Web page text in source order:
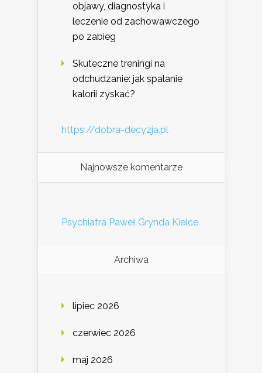
objawy, diagnostyka i
leczenie od zachowawczego
po zabieg
Skuteczne treningi na
odchudzanie: jak spalanie
kalorii zyskać?
https://dobra-decyzja.pl
Najnowsze komentarze
Psychiatra Paweł Grynda Kielce
Archiwa
lipiec 2026
czerwiec 2026
maj 2026